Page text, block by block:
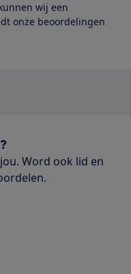
wij een
onze beoordelingen
Word ook lid en